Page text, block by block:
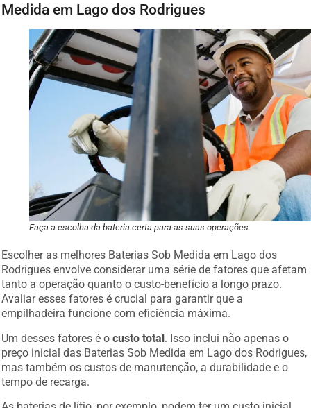
Medida em Lago dos Rodrigues
Faça a escolha da bateria certa para as suas operações
Escolher as melhores Baterias Sob Medida em Lago dos
Rodrigues envolve considerar uma série de fatores que afetam
tanto a operação quanto o custo-benefício a longo prazo.
Avaliar esses fatores é crucial para garantir que a
empilhadeira funcione com eficiência máxima.
Um desses fatores é ocusto total . Isso inclui não apenas o
preço inicial das Baterias Sob Medida em Lago dos Rodrigues,
mas também os custos de manutenção, a durabilidade e o
tempo de recarga.
As baterias de lítio, por exemplo, podem ter um custo inicial